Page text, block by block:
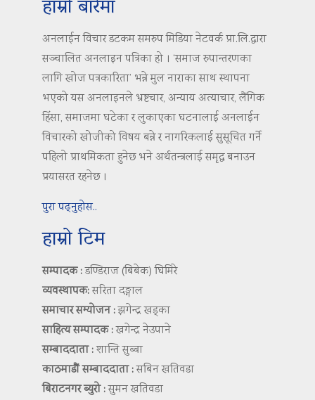
हाम्रो बारेमा
अनलाईन विचार डटकम समरुप मिडिया नेटवर्क प्रा.लि.द्वारा
सञ्चालित अनलाइन पत्रिका हो । ‘समाज रुपान्तरणका
लागि खोज पत्रकारिता’ भन्ने मुल नाराका साथ स्थापना
भएको यस अनलाइनले भ्रष्टचार, अन्याय अत्याचार, लैंगिक
हिंसा, समाजमा घटेका र लुकाएका घटनालाई अनलाईन
विचारको खोजीको विषय बन्ने र नागरिकलाई सुसूचित गर्ने
पहिलो प्राथमिकता हुनेछ भने अर्थतन्त्रलाई समृद्ध बनाउन
प्रयासरत रहनेछ ।
पुरा पढ्नुहोस..
हाम्रो टिम
सम्पादक :डण्डिराज (बिबेक) घिमिरे
व्यवस्थापक:सरिता दङ्गाल
समाचार सम्योजन :झगेन्द्र खड्का
साहित्य सम्पादक :खगेन्द्र नेउपाने
सम्बाददाता :शान्ति सुब्बा
काठमाडौं सम्बाददाता :सबिन खतिवडा
बिराटनगर ब्युरो :सुमन खतिवडा